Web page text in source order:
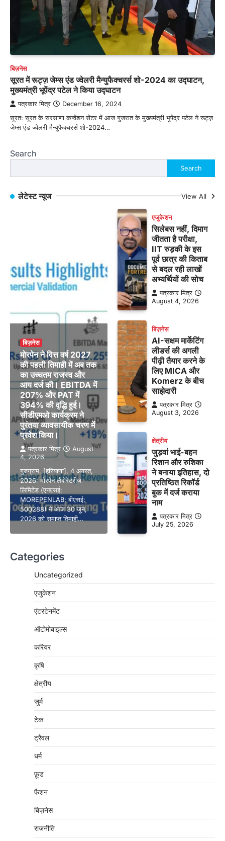
बिज़नेस
सूरत में रूट्ज़ जेम्स एंड ज्वेलरी मैन्युफैक्चरर्स शो-2024 का उद्घाटन,
मुख्यमंत्री भूपेंद्र पटेल ने किया उद्घाटन
पत्रकार मित्र December 16, 2024
सूरत: सूरत के सरसाणा कन्वेंशन सेंटर में आज गुजरात के मुख्यमंत्री भूपेंद्र पटेल ने रूट्ज़
जेम्स एंड ज्वेलरी मैन्युफैक्चरर्स शो-2024…
Search
Search
लेटेस्ट न्यूज View All
बिज़नेस
मोरपेन ने वित्त वर्ष 2027
की पहली तिमाही में अब तक
का उच्चतम राजस्व और
आय दर्ज की। EBITDA में
207% और PAT में
394% की वृद्धि हुई।
सीडीएमओ कार्यक्रम ने
पुरंतया व्यावसायीक चरण में
प्रवेश किया।
पत्रकार मित्र
August
4, 2026
गुरुग्राम, [हरियाणा], 4 अगस्त,
2026: मोरपेन लैबोरेटरीज
लिमिटेड (एनएसई:
MOREPENLAB; बीएसई:
500288) ने आज 30 जून,
2026 को समाप्त तिमाही…
एजुकेशन
सिलेबस नहीं, दिमाग
जीतता है परीक्षा,
IIT रुड़की के इस
पूर्व छात्र की किताब
से बदल रही लाखों
अभ्यर्थियों की सोच
पत्रकार मित्र
August 4, 2026
बिज़नेस
AI-सक्षम मार्केटिंग
लीडर्स की अगली
पीढ़ी तैयार करने के
लिए MICA और
Komerz के बीच
साझेदारी
पत्रकार मित्र
August 3, 2026
क्षेत्रीय
जुड़वां भाई-बहन
रिशान और रुशिका
ने बनाया इतिहास, दो
प्रतिष्ठित रिकॉर्ड
बुक में दर्ज कराया
नाम
पत्रकार मित्र
July 25, 2026
Categories
Uncategorized
एजुकेशन
एंटरटेनमेंट
ऑटोमोबाइल्स
करियर
कृषि
क्षेत्रीय
जुर्म
टेक
ट्रैवल
धर्म
फ़ूड
फैशन
बिज़नेस
राजनीति